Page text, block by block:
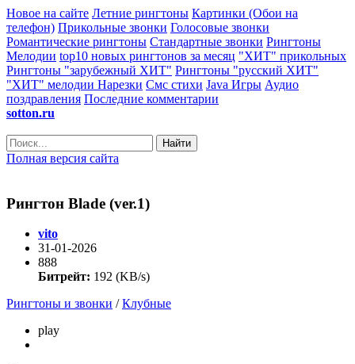
Новое на сайте Летние рингтоны Картинки (Обои на
телефон) Прикольные звонки Голосовые звонки
Романтические рингтоны Стандартные звонки Рингтоны
Мелодии top10 новых рингтонов за месяц "ХИТ" прикольных
Рингтоны "зарубежный ХИТ" Рингтоны "русский ХИТ"
"ХИТ" мелодии Нарезки Смс стихи Java Игры Аудио
поздравления Последние комментарии
sotton.ru
Найти
Полная версия сайта
Рингтон Blade (ver.1)
vito
31-01-2026
888
Битрейт: 192 (KB/s)
Рингтоны и звонки /Клубные
play